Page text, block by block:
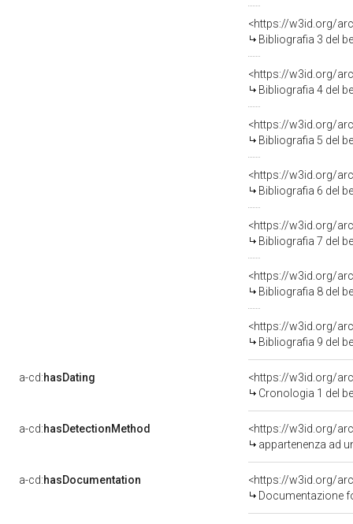
<https://w3id.org/
Bibliografia 3 del
<https://w3id.org/
Bibliografia 4 del
<https://w3id.org/
Bibliografia 5 del
<https://w3id.org/
Bibliografia 6 del
<https://w3id.org/
Bibliografia 7 del
<https://w3id.org/
Bibliografia 8 del
<https://w3id.org/
Bibliografia 9 del
a-cd:hasDating
<https://w3id.org/
Cronologia 1 del
a-cd:hasDetectionMethod
appartenenza ad
a-cd:hasDocumentation
Documentazione